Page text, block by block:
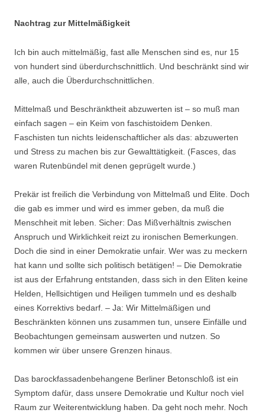
Nachtrag zur Mittelmäßigkeit
Ich bin auch mittelmäßig, fast alle Menschen sind es, nur 15
von hundert sind überdurchschnittlich. Und beschränkt sind wir
alle, auch die Überdurchschnittlichen.
Mittelmaß und Beschränktheit abzuwerten ist – so muß man
einfach sagen – ein Keim von faschistoidem Denken.
Faschisten tun nichts leidenschaftlicher als das: abzuwerten
und Stress zu machen bis zur Gewalttätigkeit. (Fasces, das
waren Rutenbündel mit denen geprügelt wurde.)
Prekär ist freilich die Verbindung von Mittelmaß und Elite. Doch
die gab es immer und wird es immer geben, da muß die
Menschheit mit leben. Sicher: Das Mißverhältnis zwischen
Anspruch und Wirklichkeit reizt zu ironischen Bemerkungen.
Doch die sind in einer Demokratie unfair. Wer was zu meckern
hat kann und sollte sich politisch betätigen! – Die Demokratie
ist aus der Erfahrung entstanden, dass sich in den Eliten keine
Helden, Hellsichtigen und Heiligen tummeln und es deshalb
eines Korrektivs bedarf. – Ja: Wir Mittelmäßigen und
Beschränkten können uns zusammen tun, unsere Einfälle und
Beobachtungen gemeinsam auswerten und nutzen. So
kommen wir über unsere Grenzen hinaus.
Das barockfassadenbehangene Berliner Betonschloß ist ein
Symptom dafür, dass unsere Demokratie und Kultur noch viel
Raum zur Weiterentwicklung haben. Da geht noch mehr. Noch